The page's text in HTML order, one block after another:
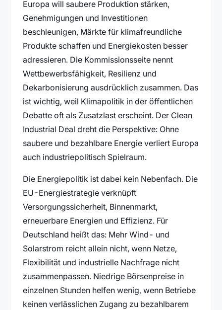
Europa will saubere Produktion stärken,
Genehmigungen und Investitionen
beschleunigen, Märkte für klimafreundliche
Produkte schaffen und Energiekosten besser
adressieren. Die Kommissionsseite nennt
Wettbewerbsfähigkeit, Resilienz und
Dekarbonisierung ausdrücklich zusammen. Das
ist wichtig, weil Klimapolitik in der öffentlichen
Debatte oft als Zusatzlast erscheint. Der Clean
Industrial Deal dreht die Perspektive: Ohne
saubere und bezahlbare Energie verliert Europa
auch industriepolitisch Spielraum.
Die Energiepolitik ist dabei kein Nebenfach. Die
EU-Energiestrategie verknüpft
Versorgungssicherheit, Binnenmarkt,
erneuerbare Energien und Effizienz. Für
Deutschland heißt das: Mehr Wind- und
Solarstrom reicht allein nicht, wenn Netze,
Flexibilität und industrielle Nachfrage nicht
zusammenpassen. Niedrige Börsenpreise in
einzelnen Stunden helfen wenig, wenn Betriebe
keinen verlässlichen Zugang zu bezahlbarem